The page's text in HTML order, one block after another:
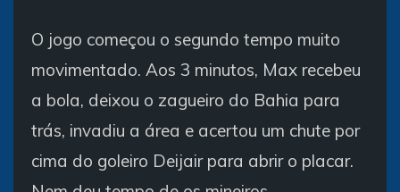
O jogo começou o segundo tempo muito
movimentado. Aos 3 minutos, Max recebeu
a bola, deixou o zagueiro do Bahia para
trás, invadiu a área e acertou um chute por
cima do goleiro Deijair para abrir o placar.